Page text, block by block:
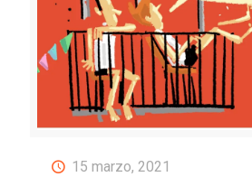
15 marzo, 2021